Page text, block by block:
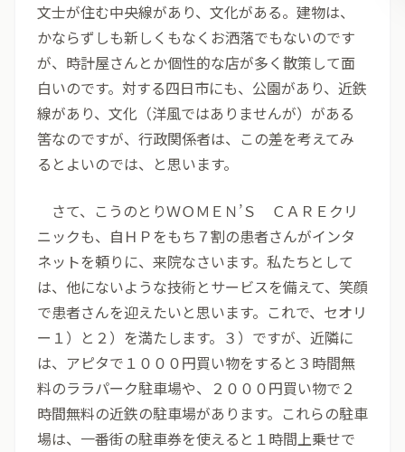
文士が住む中央線があり、文化がある。建物は、
かならずしも新しくもなくお洒落でもないのです
が、時計屋さんとか個性的な店が多く散策して面
白いのです。対する四日市にも、公園があり、近鉄
線があり、文化（洋風ではありませんが）がある
筈なのですが、行政関係者は、この差を考えてみ
るとよいのでは、と思います。
さて、こうのとりＷＯＭＥＮ’Ｓ ＣＡＲＥクリ
ニックも、自ＨＰをもち７割の患者さんがインタ
ネットを頼りに、来院なさいます。私たちとして
は、他にないような技術とサービスを備えて、笑顔
で患者さんを迎えたいと思います。これで、セオリ
ー１）と２）を満たします。３）ですが、近隣に
は、アピタで１０００円買い物をすると３時間無
料のララパーク駐車場や、２０００円買い物で２
時間無料の近鉄の駐車場があります。これらの駐車
場は、一番街の駐車券を使えると１時間上乗せで